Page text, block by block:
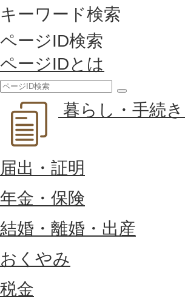
キーワード検索
ページID検索
ページIDとは
索
暮らし・手続き
届出・証明
年金・保険
結婚・離婚・出産
おくやみ
税金